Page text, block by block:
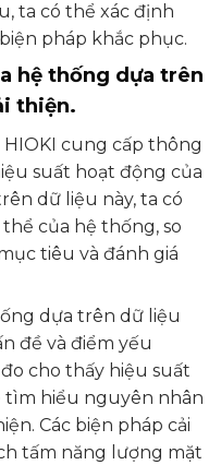
ta có thể xác định
pháp khắc phục.
hệ thống dựa trên
thiện.
cung cấp thông
suất hoạt động của
dữ liệu này, ta có
của hệ thống, so
tiêu và đánh giá
dựa trên dữ liệu
đề và điểm yếu
cho thấy hiệu suất
tìm hiểu nguyên nhân
Các biện pháp cải
tấm năng lượng mặt